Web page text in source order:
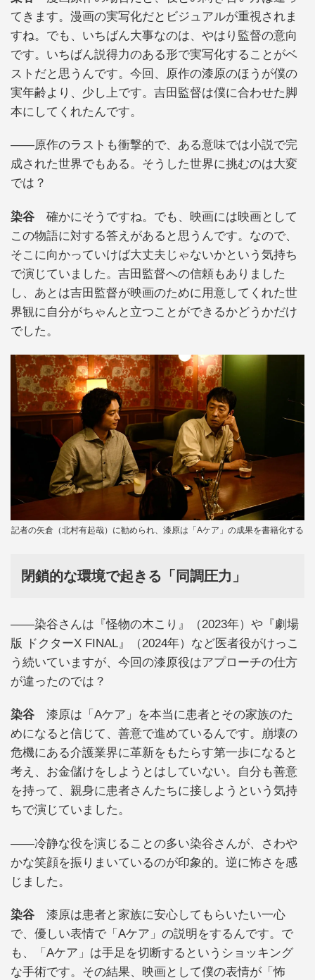
てきます。漫画の実写化だとビジュアルが重視されま
すね。でも、いちばん大事なのは、やはり監督の意向
です。いちばん説得力のある形で実写化することがベ
ストだと思うんです。今回、原作の漆原のほうが僕の
実年齢より、少し上です。吉田監督は僕に合わせた脚
本にしてくれたんです。
――原作のラストも衝撃的で、ある意味では小説で完
成された世界でもある。そうした世界に挑むのは大変
では？
染谷 確かにそうですね。でも、映画には映画として
この物語に対する答えがあると思うんです。なので、
そこに向かっていけば大丈夫じゃないかという気持ち
で演じていました。吉田監督への信頼もありました
し、あとは吉田監督が映画のために用意してくれた世
界観に自分がちゃんと立つことができるかどうかだけ
でした。
記者の矢倉（北村有起哉）に勧められ、漆原は「Aケア」の成果を書籍化する
閉鎖的な環境で起きる「同調圧力」
――染谷さんは『怪物の木こり』（2023年）や『劇場
版 ドクターX FINAL』（2024年）など医者役がけっこ
う続いていますが、今回の漆原役はアプローチの仕方
が違ったのでは？
染谷 漆原は「Aケア」を本当に患者とその家族のた
めになると信じて、善意で進めているんです。崩壊の
危機にある介護業界に革新をもたらす第一歩になると
考え、お金儲けをしようとはしていない。自分も善意
を持って、親身に患者さんたちに接しようという気持
ちで演じていました。
――冷静な役を演じることの多い染谷さんが、さわや
かな笑顔を振りまいているのが印象的。逆に怖さを感
じました。
染谷 漆原は患者と家族に安心してもらいたい一心
で、優しい表情で「Aケア」の説明をするんです。で
も、「Aケア」は手足を切断するというショッキング
な手術です。その結果、映画として僕の表情が「怖